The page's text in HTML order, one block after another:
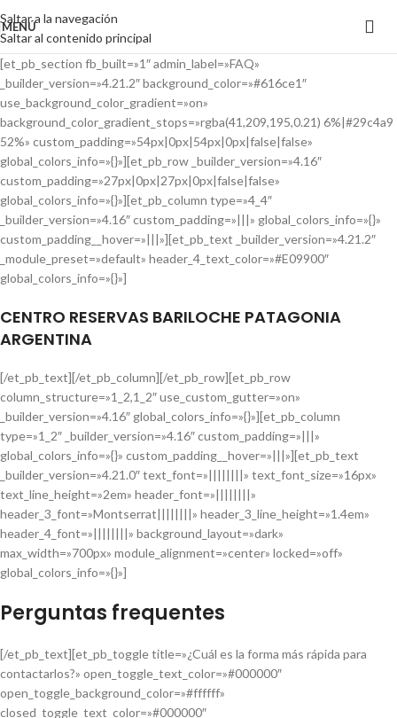
Saltar a la navegación
Saltar al contenido principal
MENÚ
[et_pb_section fb_built=»1″ admin_label=»FAQ»
_builder_version=»4.21.2″ background_color=»#616ce1″
use_background_color_gradient=»on»
background_color_gradient_stops=»rgba(41,209,195,0.21) 6%|#29c4a9
52%» custom_padding=»54px|0px|54px|0px|false|false»
global_colors_info=»{}»][et_pb_row _builder_version=»4.16″
custom_padding=»27px|0px|27px|0px|false|false»
global_colors_info=»{}»][et_pb_column type=»4_4″
_builder_version=»4.16″ custom_padding=»|||» global_colors_info=»{}»
custom_padding__hover=»|||»][et_pb_text _builder_version=»4.21.2″
_module_preset=»default» header_4_text_color=»#E09900″
global_colors_info=»{}»]
CENTRO RESERVAS BARILOCHE PATAGONIA
ARGENTINA
[/et_pb_text][/et_pb_column][/et_pb_row][et_pb_row
column_structure=»1_2,1_2″ use_custom_gutter=»on»
_builder_version=»4.16″ global_colors_info=»{}»][et_pb_column
type=»1_2″ _builder_version=»4.16″ custom_padding=»|||»
global_colors_info=»{}» custom_padding__hover=»|||»][et_pb_text
_builder_version=»4.21.0″ text_font=»||||||||» text_font_size=»16px»
text_line_height=»2em» header_font=»||||||||»
header_3_font=»Montserrat||||||||» header_3_line_height=»1.4em»
header_4_font=»||||||||» background_layout=»dark»
max_width=»700px» module_alignment=»center» locked=»off»
global_colors_info=»{}»]
Perguntas frequentes
[/et_pb_text][et_pb_toggle title=»¿Cuál es la forma más rápida para
contactarlos?» open_toggle_text_color=»#000000″
open_toggle_background_color=»#ffffff»
closed_toggle_text_color=»#000000″